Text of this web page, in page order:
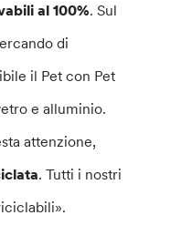
al 100%. Sul
di
il Pet con Pet
e alluminio.
attenzione,
. Tutti i nostri